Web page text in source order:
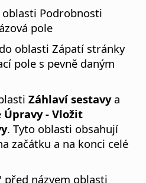
oblasti Podrobnosti
pole
oblasti Zápatí stránky
pole s pevně daným
Záhlaví sestavya
Úpravy - Vložit
. Tyto oblasti obsahují
začátku a na konci celé
názvem oblasti